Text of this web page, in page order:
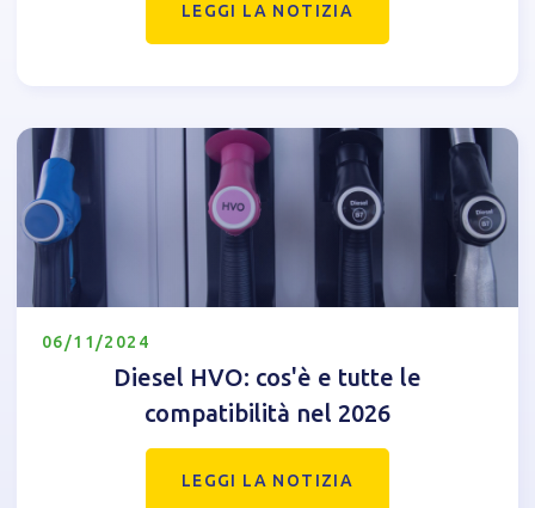
LEGGI LA NOTIZIA
06/11/2024
Diesel HVO: cos'è e tutte le
compatibilità nel 2026
LEGGI LA NOTIZIA